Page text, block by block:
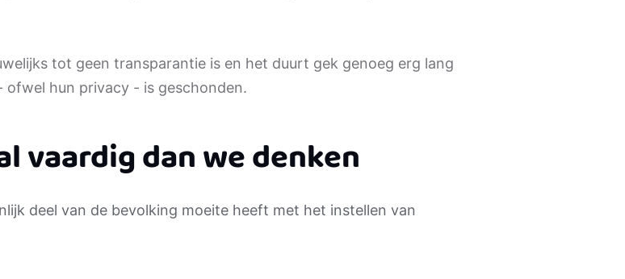
tot geen transparantie is en het duurt gek genoeg erg lang
hun privacy - is geschonden.
vaardig dan we denken
deel van de bevolking moeite heeft met het instellen van